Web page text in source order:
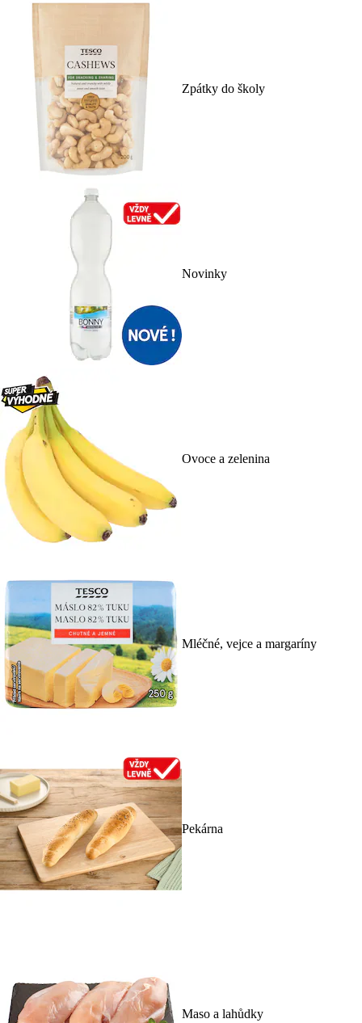
Zpátky do školy
Novinky
Ovoce a zelenina
Mléčné, vejce a margaríny
Pekárna
Maso a lahůdky